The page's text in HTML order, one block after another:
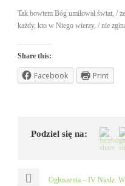
Tak bowiem Bóg umiłował świat, /
każdy, kto w Niego wierzy, / nie
Share this:
Facebook Print
Podziel się na:
Ogłoszenia – IV Niedz.